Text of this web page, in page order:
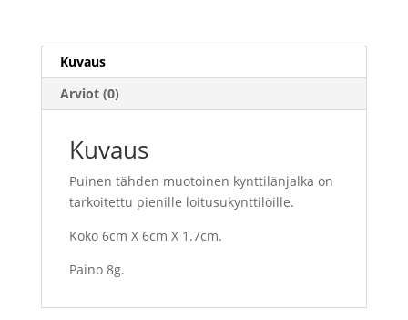
Kuvaus
Arviot (0)
Kuvaus
Puinen tähden muotoinen kynttilänjalka on
tarkoitettu pienille loitusukynttilöille.
Koko 6cm X 6cm X 1.7cm.
Paino 8g.